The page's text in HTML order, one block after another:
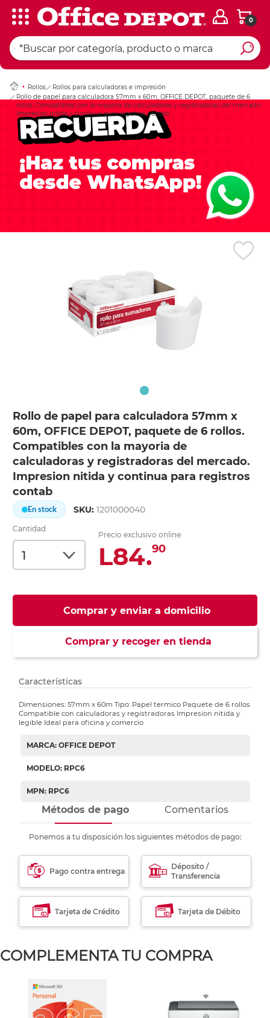
0
Rollos
Rollos para calculadoras e impresión
Rollo de papel para calculadora 57mm x 60m, OFFICE DEPOT, paquete de 6
rollos. Compatibles con la mayoria de calculadoras y registradoras del mercado.
Impresion nitida y continua para registros contab
Rollo de papel para calculadora 57mm x
60m, OFFICE DEPOT, paquete de 6 rollos.
Compatibles con la mayoria de
calculadoras y registradoras del mercado.
Impresion nitida y continua para registros
contab
En stock SKU:1201000040
Cantidad
Precio exclusivo online:
L84.90
Comprar y enviar a domicilio
Comprar y recoger en tienda
Ingresar Codigo
Características
Dimensiones: 57mm x 60m Tipo: Papel termico Paquete de 6 rollos
Compatible con calculadoras y registradoras Impresion nitida y
legible Ideal para oficina y comercio
MARCA: OFFICE DEPOT
MODELO: RPC6
MPN: RPC6
Métodos de pago Comentarios
Ponemos a tu disposición los siguientes métodos de pago:
Pago contra entrega
Déposito /
Transferencia
Tarjeta de Crédito Tarjeta de Débito
COMPLEMENTA TU COMPRA